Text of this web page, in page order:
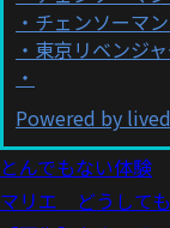
チェンソーマ
東京リベンジ
Powered by
とんでもない体験
マリエ どうして